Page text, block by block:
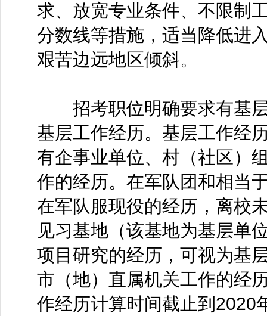
求、放宽专业条件、不限制
分数线等措施，适当降低进
艰苦边远地区倾斜。
招考职位明确要求有基层
基层工作经历。基层工作经
有企事业单位、村（社区）
作的经历。在军队团和相当
在军队服现役的经历，离校
见习基地（该基地为基层单
项目研究的经历，可视为基
市（地）直属机关工作的经
作经历计算时间截止到2020